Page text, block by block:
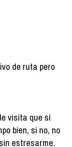
de ruta pero
visita que sí
bien, si no, no
estresarme.